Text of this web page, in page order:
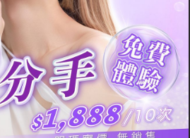
水飲食、捱夜不睡
面面俱到之後，相
定能夠收獲一副健
只是過程需時而
己。